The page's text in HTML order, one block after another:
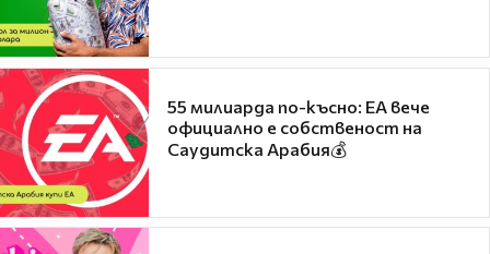
55 милиарда по-късно: EA вече
официално е собственост на
Саудитска Арабия💰